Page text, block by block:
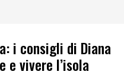
i consigli di Diana
e vivere l’isola